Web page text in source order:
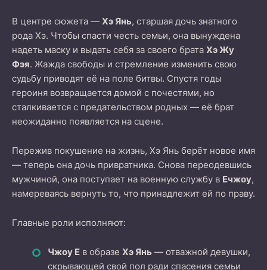
В центре сюжета — Хэ Янь, старшая дочь знатного
рода Хэ. Чтобы спасти честь семьи, она вынуждена
надеть маску и выдать себя за своего брата Хэ Жу
Фэя. Жажда свободы и стремление изменить свою
судьбу приводят её на поле битвы. Спустя годы
героиня возвращается домой с почестями, но
сталкивается с предательством родных — её брат
неожиданно появляется на сцене.
Пережив покушение на жизнь, Хэ Янь берёт новое имя
— теперь она дочь привратника. Снова переодевшись
мужчиной, она поступает на военную службу в Ечжоу,
намереваясь вернуть то, что принадлежит ей по праву.
Главные роли исполняют:
Чжоу Е в образе Хэ Янь — отважной девушки,
скрывающей свой пол ради спасения семьи